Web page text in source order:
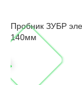
Пробник ЗУБР
140мм